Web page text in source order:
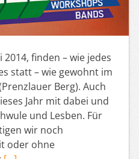
2014, finden – wie jedes
statt – wie gewohnt im
Berg). Auch
Jahr mit dabei und
und Lesben. Für
wir noch
oder ohne